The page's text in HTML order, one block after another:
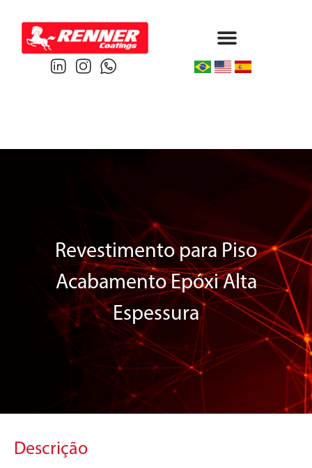
Revestimento para Piso
Acabamento Epóxi Alta
Espessura
Descrição